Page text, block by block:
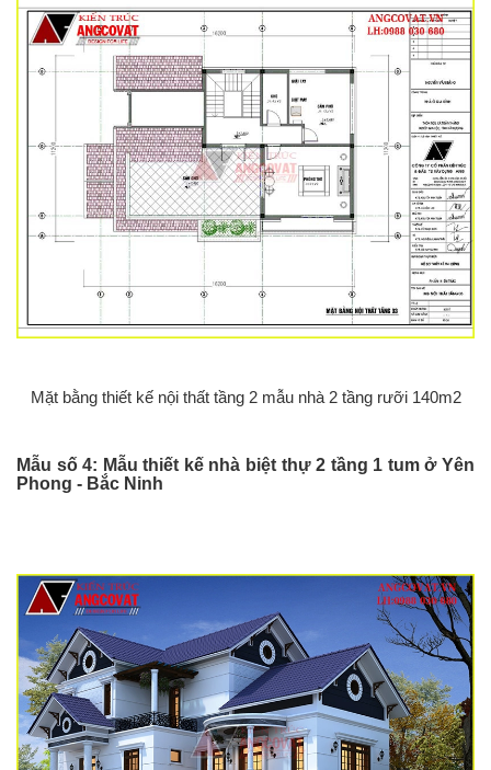
Mặt bằng thiết kế nội thất tầng 2 mẫu nhà 2 tầng rưỡi 140m2
Mẫu số 4: Mẫu thiết kế nhà biệt thự 2 tầng 1 tum ở Yên
Phong - Bắc Ninh